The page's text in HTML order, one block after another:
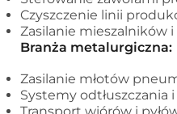
Czyszczenie linii
Zasilanie mieszalników
Branża metalurgiczna:
Zasilanie młotów
Systemy odtłuszczania